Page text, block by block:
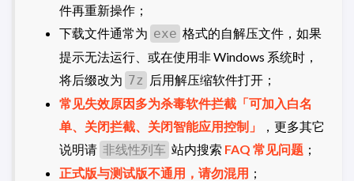
件再重新操作；
下载文件通常为 exe 格式的自解压文件，如果
提示无法运行、或在使用非 Windows 系统时，
将后缀改为 7z 后用解压缩软件打开；
常见失效原因多为杀毒软件拦截「可加入白名
单、关闭拦截、关闭智能应用控制」
，更多其它
说明请 非线性列车 站内搜索 FAQ 常见问题 ；
正式版与测试版不通用，请勿混用 ；